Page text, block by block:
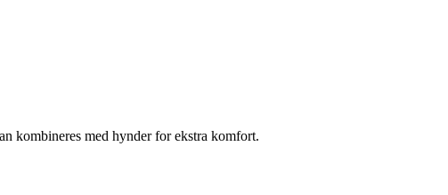
kombineres med hynder for ekstra komfort.